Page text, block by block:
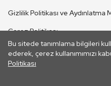
Bu sitede tanımlama bilgileri
ederek, çerez kullanımımızı
Politikası
CANLI YAYINLAR
Gizlilik Politikası ve Aydınlatma
Çerez Politikası
İletişim
Her hakkı saklıdır. ©2026